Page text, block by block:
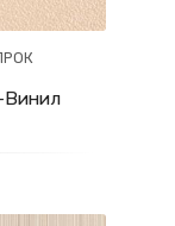
Винил